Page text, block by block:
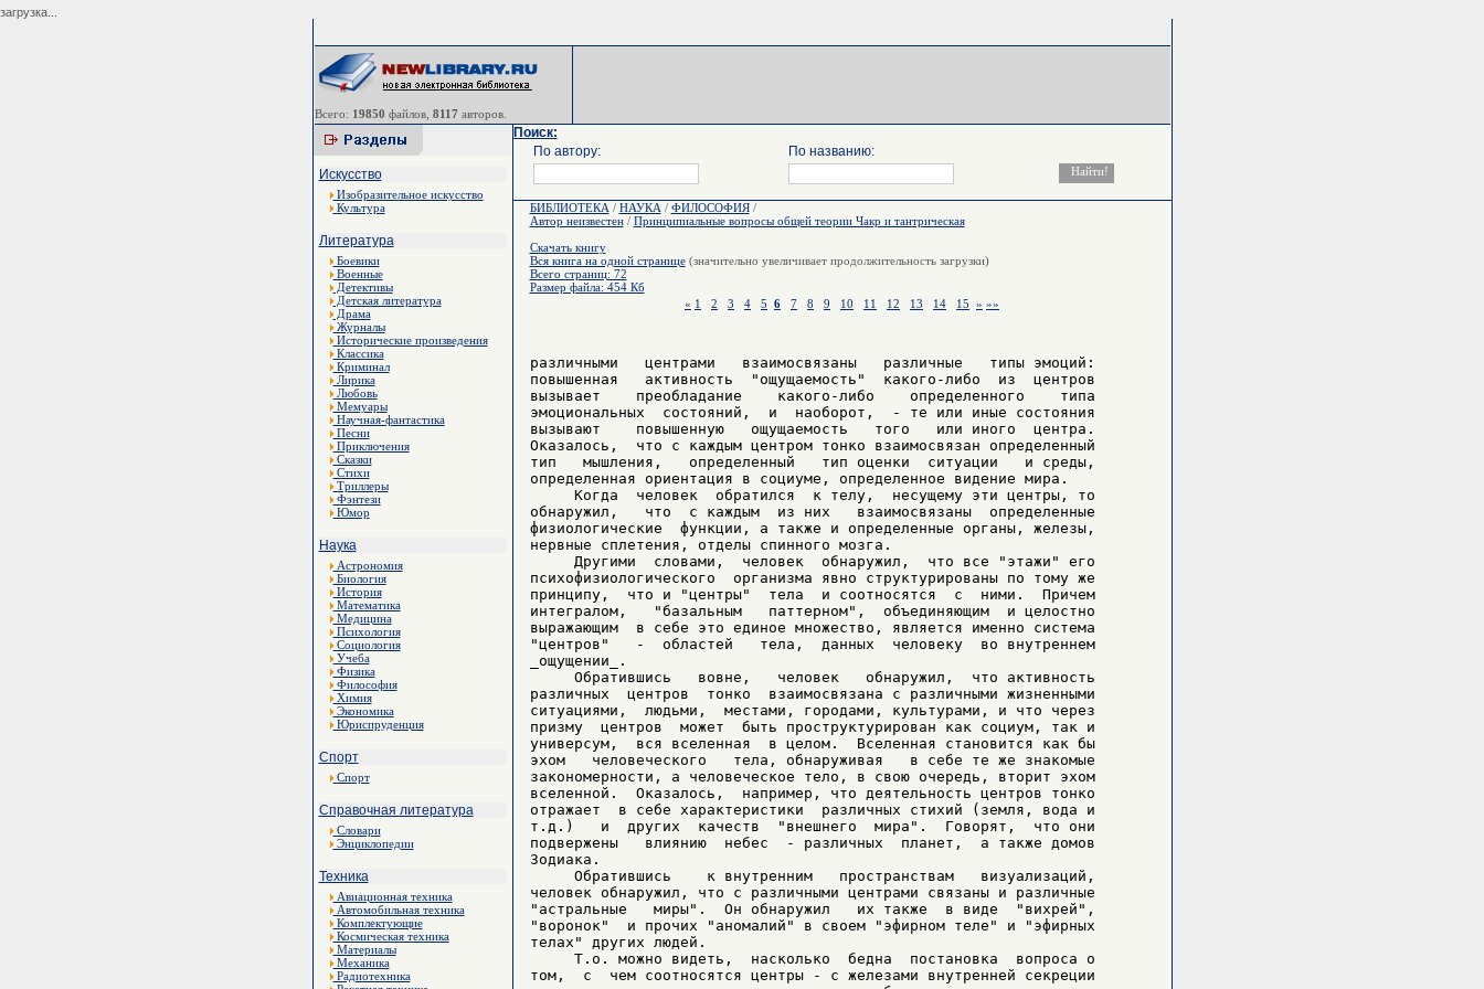
загрузка...
Всего: 19850 файлов, 8117 авторов.
Искусство
Изобразительное искусство
Культура
Литература
Боевики
Военные
Детективы
Детская литература
Драма
Журналы
Исторические произведения
Классика
Криминал
Лирика
Любовь
Мемуары
Научная-фантастика
Песни
Приключения
Сказки
Стихи
Триллеры
Фэнтези
Юмор
Наука
Астрономия
Биология
История
Математика
Медицина
Психология
Социология
Учеба
Физика
Философия
Химия
Экономика
Юриспруденция
Спорт
Спорт
Справочная литература
Словари
Энциклопедии
Техника
Авиационная техника
Автомобильная техника
Комплектующие
Космическая техника
Материалы
Механика
Радиотехника
Поиск:
По автору:
По названию:
БИБЛИОТЕКА / НАУКА / ФИЛОСОФИЯ/
Автор неизвестен/ Принципиальные вопросы общей теории Чакр и тантрическая
Скачать книгу
Вся книга на одной странице(значительно увеличивает продолжительность загрузки)
Всего страниц: 72
Размер файла: 454 Кб
« 1 2 3 4 5 6 7 8 9 10 11 12 13 14 15 » »»
различными   центрами   взаимосвязаны   различные   типы эмоций:
повышенная   активность  "ощущаемость"  какого-либо  из  центров
вызывает    преобладание    какого-либо    определенного    типа
эмоциональных  состояний,  и  наоборот,  - те или иные состояния
вызывают    повышенную   ощущаемость   того   или иного  центра.
Оказалось,  что с каждым центром тонко взаимосвязан определенный
тип   мышления,   определенный   тип оценки  ситуации   и среды,
определенная ориентация в социуме, определенное видение мира.
     Когда  человек  обратился  к телу,  несущему эти центры, то
обнаружил,   что  с каждым  из них   взаимосвязаны  определенные
физиологические  функции, а также и определенные органы, железы,
нервные сплетения, отделы спинного мозга.
     Другими  словами,  человек  обнаружил,  что все "этажи" его
психофизиологического  организма явно структурированы по тому же
принципу,  что и "центры"  тела  и соотносятся  с  ними.  Причем
интегралом,   "базальным   паттерном",  объединяющим  и целостно
выражающим  в себе это единое множество, является именно система
"центров"   -  областей   тела,  данных  человеку  во внутреннем
_ощущении_.
     Обратившись   вовне,   человек   обнаружил,  что активность
различных  центров  тонко  взаимосвязана с различными жизненными
ситуациями,  людьми,  местами, городами, культурами, и что через
призму  центров  может  быть проструктурирован как социум, так и
универсум,  вся вселенная  в целом.  Вселенная становится как бы
эхом   человеческого   тела, обнаруживая   в себе те же знакомые
закономерности, а человеческое тело, в свою очередь, вторит эхом
вселенной.  Оказалось,  например, что деятельность центров тонко
отражает  в себе характеристики  различных стихий (земля, вода и
т.д.)   и  других  качеств  "внешнего  мира".  Говорят,  что они
подвержены   влиянию  небес  - различных  планет,  а также домов
Зодиака.
     Обратившись    к внутренним   пространствам   визуализаций,
человек обнаружил, что с различными центрами связаны и различные
"астральные   миры".  Он обнаружил   их также  в виде  "вихрей",
"воронок"  и прочих "аномалий" в своем "эфирном теле" и "эфирных
телах" других людей.
     Т.о. можно видеть,  насколько  бедна  постановка  вопроса о
том,  с  чем соотносятся центры - с железами внутренней секреции